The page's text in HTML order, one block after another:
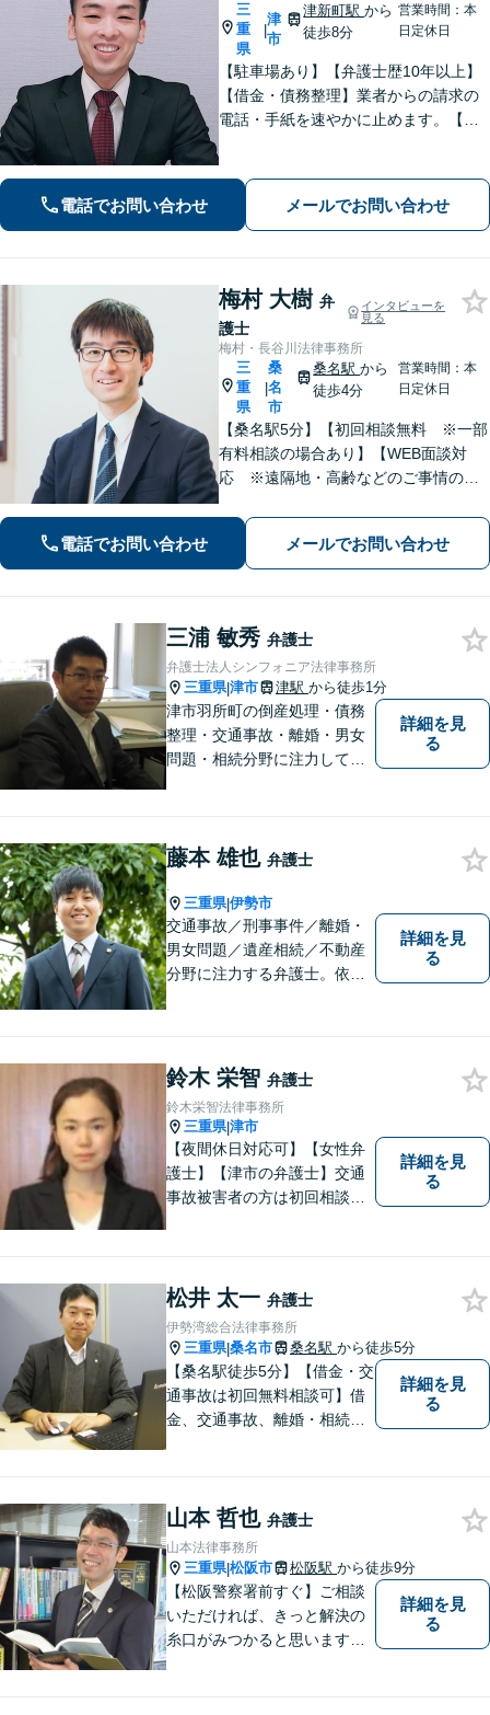
三
重
県
|
津
市
津新町駅から
徒歩8分
営業時間：本
日定休日
【駐車場あり】【弁護士歴10年以上】
【借金・債務整理】業者からの請求の
電話・手紙を速やかに止めます。【交
ます。【分割払い利用可】【当日・夜
間の面談可】【完全個室で対応】
電話でお問い合わせ メールでお問い合わせ
梅村 大樹 弁
護士
インタビューを
見る
梅村・長谷川法律事務所
三
重
県
|
桑
名
市
桑名駅から
徒歩4分
営業時間：本
日定休日
【桑名駅5分】【初回相談無料 ※一部
有料相談の場合あり】【WEB面談対
応 ※遠隔地・高齢などのご事情のあ
間相談可】
電話でお問い合わせ メールでお問い合わせ
三浦 敏秀 弁護士
弁護士法人シンフォニア法律事務所
三重県|津市 津駅 から徒歩1分
津市羽所町の倒産処理・債務
整理・交通事故・離婚・男女
問題・相続分野に注力してい
相談は初回無料】【夜間予約
詳細を見
る
藤本 雄也 弁護士
.
三重県|伊勢市
交通事故／刑事事件／離婚・
男女問題／遺産相続／不動産
分野に注力する弁護士。依頼
【離婚・男女問題の経験多
数】
詳細を見
る
鈴木 栄智 弁護士
鈴木栄智法律事務所
三重県|津市
【夜間休日対応可】【女性弁
護士】【津市の弁護士】交通
事故被害者の方は初回相談無
詳細を見
る
松井 太一 弁護士
伊勢湾総合法律事務所
三重県|桑名市 桑名駅 から徒歩5分
【桑名駅徒歩5分】【借金・交
通事故は初回無料相談可】借
金、交通事故、離婚・相続、
ます。地域密着型の法律事務
所です。お気軽にどうぞ【弁
護士費用特約保険・法テラス
利用可】
詳細を見
る
山本 哲也 弁護士
山本法律事務所
三重県|松阪市 松阪駅 から徒歩9分
【松阪警察署前すぐ】ご相談
いただければ、きっと解決の
糸口がみつかると思います。
詳細を見
る